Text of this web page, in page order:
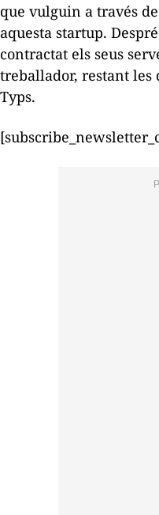
que vulguin a través
aquesta startup.
contractat els seus
treballador, restant les
Typs.